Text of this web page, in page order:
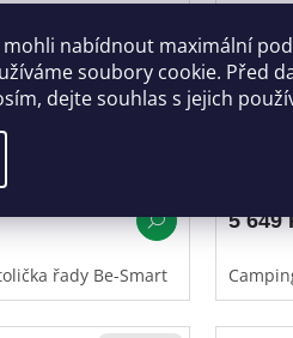
mohli nabídnout maximální
soubory cookie. Před
dejte souhlas s jejich
stolička řady Be-
Smart
řady Be-Smart
5 649